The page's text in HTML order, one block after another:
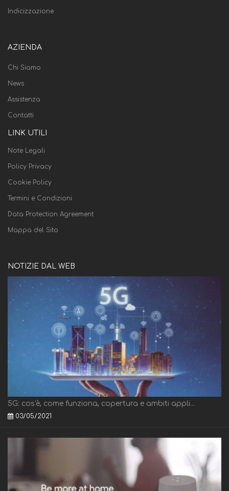
Indicizzazione
AZIENDA
Chi Siamo
News
Assistenza
Contatti
LINK UTILI
Note Legali
Policy Privacy
Cookie Policy
Termini e Condizioni
Data Protection Agreement
Mappa del Sito
NOTIZIE DAL WEB
5G: cos'è, come funziona, copertura e ambiti appli...
03/05/2021